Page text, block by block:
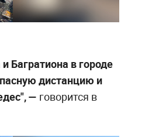
Багратиона в городе
дистанцию и
— говорится в